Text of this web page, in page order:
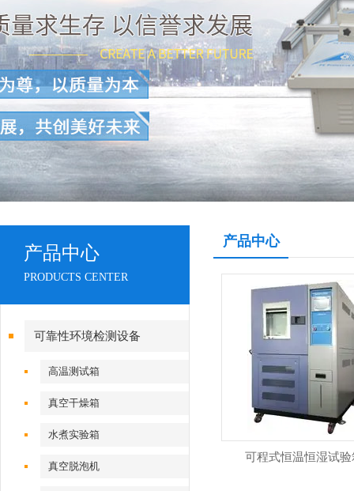
产品中心
PRODUCTS CENTER
可靠性环境检测设备
高温测试箱
真空干燥箱
水煮实验箱
真空脱泡机
产品中心
可程式恒温恒湿试验